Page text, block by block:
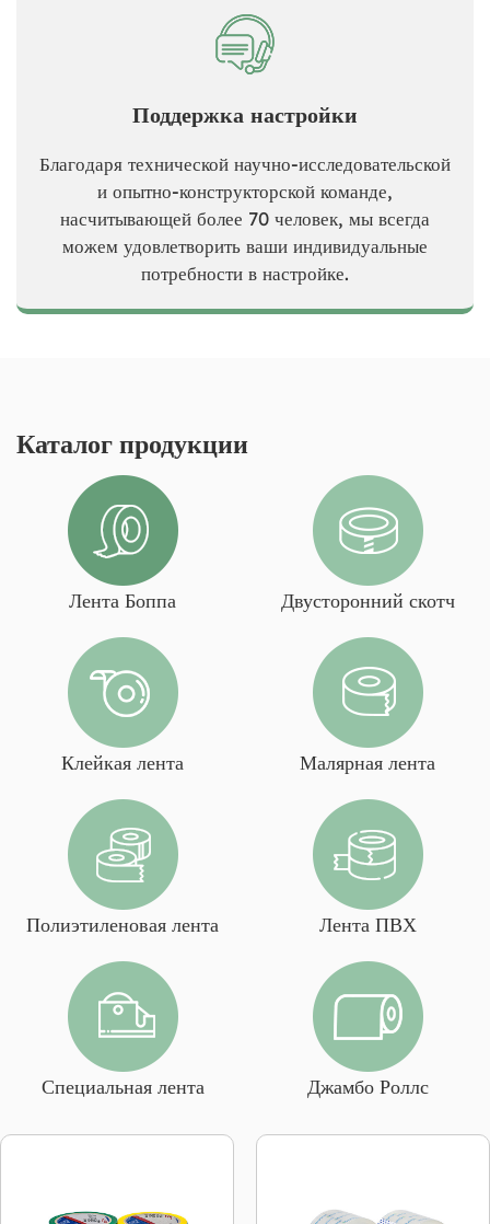
Поддержка настройки
Благодаря технической научно-исследовательской
и опытно-конструкторской команде,
насчитывающей более 70 человек, мы всегда
можем удовлетворить ваши индивидуальные
потребности в настройке.
Каталог продукции
Лента Боппа Двусторонний скотч
Клейкая лента Малярная лента
Полиэтиленовая лента Лента ПВХ
Специальная лента Джамбо Роллс